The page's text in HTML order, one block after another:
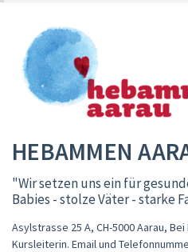
HEBAMMEN
"Wir setzen uns ein für
Babies - stolze Väter - starke
Asylstrasse 25 A, CH-5000 Aarau, Bei
Kursleiterin. Email und